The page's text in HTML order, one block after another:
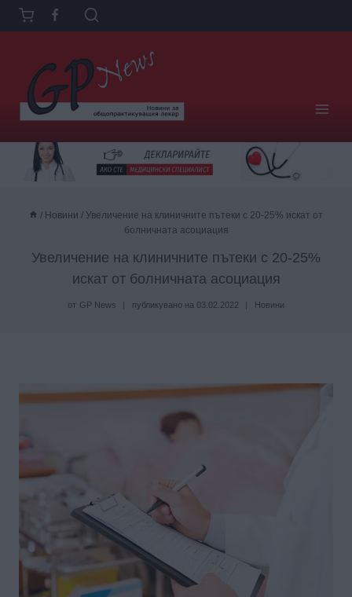
Към
съдържанието
/ Новини / Увеличение на клиничните пътеки с 20-25% искат от
болничната асоциация
Увеличение на клиничните пътеки с 20-25%
искат от болничната асоциация
от GP News публикувано на 03.02.2022 Новини